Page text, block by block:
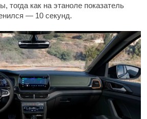
тогда как на этаноле показатель
— 10 секунд.